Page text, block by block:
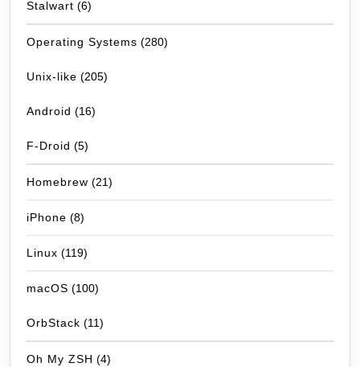
Stalwart (6)
Operating Systems (280)
Unix-like (205)
Android (16)
F-Droid (5)
Homebrew (21)
iPhone (8)
Linux (119)
macOS (100)
OrbStack (11)
Oh My ZSH (4)